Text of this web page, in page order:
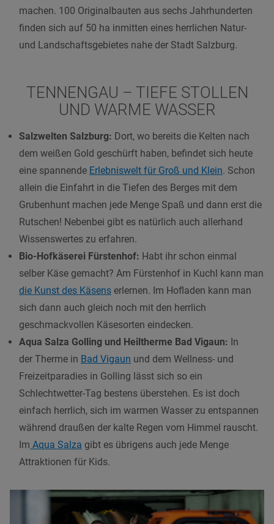
machen. 100 Originalbauten aus sechs Jahrhunderten
finden sich auf 50 ha inmitten eines herrlichen Natur-
und Landschaftsgebietes nahe der Stadt Salzburg.
TENNENGAU – TIEFE STOLLEN
UND WARME WASSER
Salzwelten Salzburg: Dort, wo bereits die Kelten nach
dem weißen Gold geschürft haben, befindet sich heute
eine spannende Erlebniswelt für Groß und Klein. Schon
allein die Einfahrt in die Tiefen des Berges mit dem
Grubenhunt machen jede Menge Spaß und dann erst die
Rutschen! Nebenbei gibt es natürlich auch allerhand
Wissenswertes zu erfahren.
Bio-Hofkäserei Fürstenhof: Habt ihr schon einmal
selber Käse gemacht? Am Fürstenhof in Kuchl kann man
die Kunst des Käsens erlernen. Im Hofladen kann man
sich dann auch gleich noch mit den herrlich
geschmackvollen Käsesorten eindecken.
Aqua Salza Golling und Heiltherme Bad Vigaun: In
der Therme in Bad Vigaun und dem Wellness- und
Freizeitparadies in Golling lässt sich so ein
Schlechtwetter-Tag bestens überstehen. Es ist doch
einfach herrlich, sich im warmen Wasser zu entspannen
während draußen der kalte Regen vom Himmel rauscht.
Im Aqua Salza gibt es übrigens auch jede Menge
Attraktionen für Kids.